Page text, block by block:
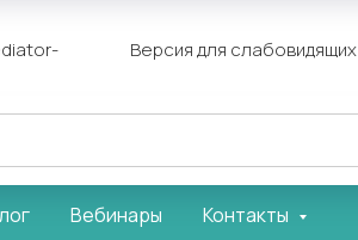
Версия для слабовидящих
Вебинары Контакты